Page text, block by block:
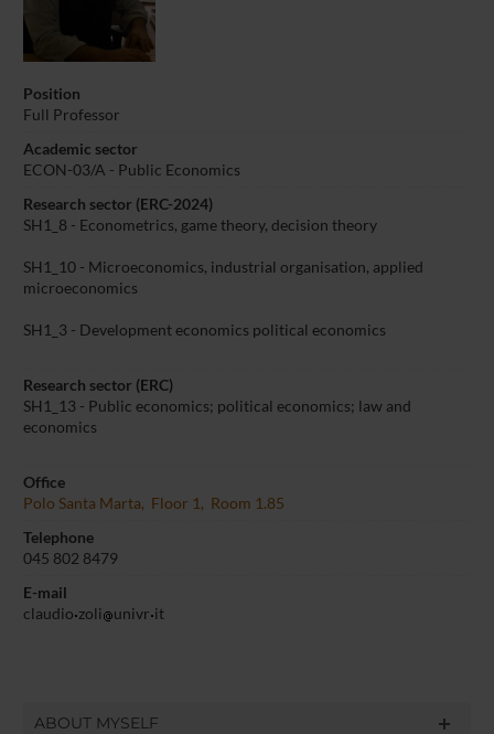
Position
Full Professor
Academic sector
ECON-03/A - Public Economics
Research sector (ERC-2024)
SH1_8 - Econometrics, game theory, decision theory
SH1_10 - Microeconomics, industrial organisation, applied
microeconomics
SH1_3 - Development economics political economics
Research sector (ERC)
SH1_13 - Public economics; political economics; law and
economics
Office
Polo Santa Marta, Floor 1, Room 1.85
Telephone
045 802 8479
E-mail
claudio zoli univr it
ABOUT MYSELF